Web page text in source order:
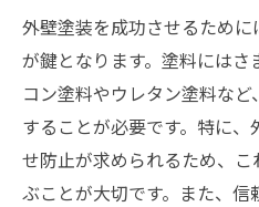
外壁塗装を成功させるため
が鍵となります。塗料にはさ
コン塗料やウレタン塗料な
することが必要です。特に
せ防止が求められるため、
ぶことが大切です。また、